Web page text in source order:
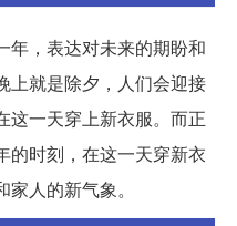
年，表达对未来的期盼和
上就是除夕，人们会迎接
这一天穿上新衣服。而正
的时刻，在这一天穿新衣
人的新气象。